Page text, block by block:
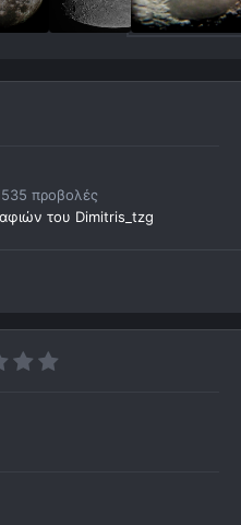
προβολές
του Dimitris_tzg